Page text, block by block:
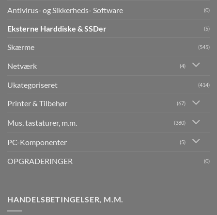
Antivirus- og Sikkerheds- Software (0)
Eksterne Harddiske & SSDer (5)
Skærme (545)
Netværk (4)
Ukategoriseret (414)
Printer & Tilbehør (67)
Mus, tastaturer, m.m. (380)
PC-Komponenter (5)
OPGRADERINGER (0)
HANDELSBETINGELSER, M.M.